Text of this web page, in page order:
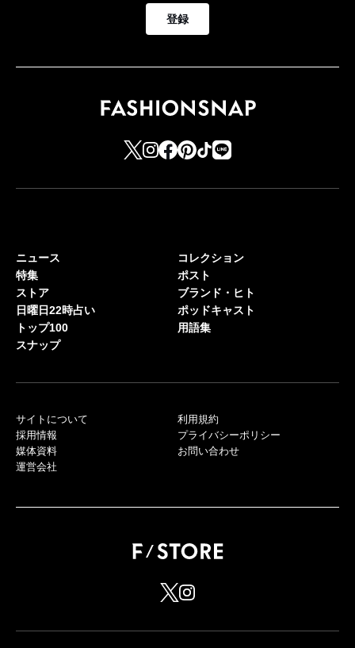
登録
ニュース
特集
ストア
日曜日22時占い
トップ100
スナップ
コレクション
ポスト
ブランド・ヒト
ポッドキャスト
用語集
サイトについて
採用情報
媒体資料
運営会社
利用規約
プライバシーポリシー
お問い合わせ